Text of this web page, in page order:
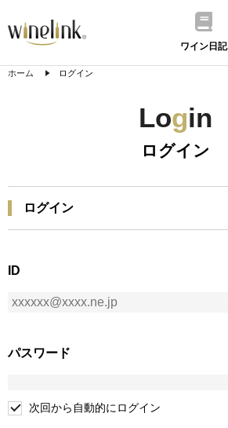
ワイン日記
ホーム ログイン
Login
ログイン
ログイン
ID
パスワード
次回から自動的にログイン